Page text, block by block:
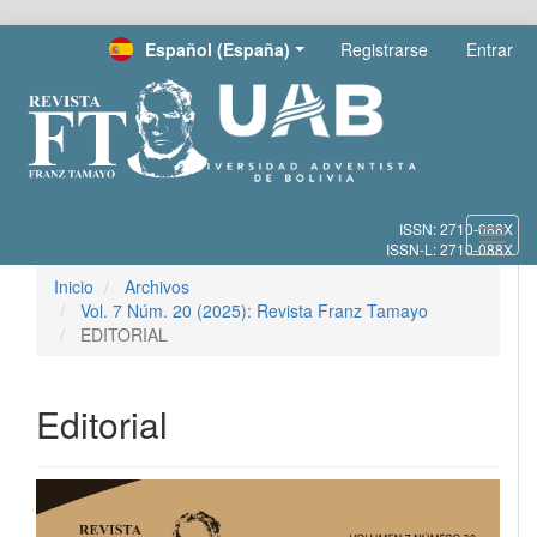
contenido
página
principal
Barra
lateral
Español (España) Registrarse Entrar
Inicio
Archivos
Vol. 7 Núm. 20 (2025): Revista Franz Tamayo
EDITORIAL
Editorial
Barra